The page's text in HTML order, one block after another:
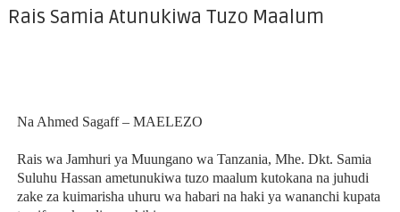
Rais Samia Atunukiwa Tuzo Maalum
Na Ahmed Sagaff – MAELEZO
Rais wa Jamhuri ya Muungano wa Tanzania, Mhe. Dkt. Samia
Suluhu Hassan ametunukiwa tuzo maalum kutokana na juhudi
zake za kuimarisha uhuru wa habari na haki ya wananchi kupata